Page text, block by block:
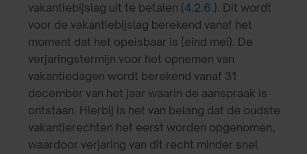
vakantiebijslag uit te betalen (4.2.6.). Dit wordt
voor de vakantiebijslag berekend vanaf het
moment dat het opeisbaar is (eind mei). De
verjaringstermijn voor het opnemen van
vakantiedagen wordt berekend vanaf 31
december van het jaar waarin de aanspraak is
ontstaan. Hierbij is het van belang dat de oudste
vakantierechten het eerst worden opgenomen,
waardoor verjaring van dit recht minder snel